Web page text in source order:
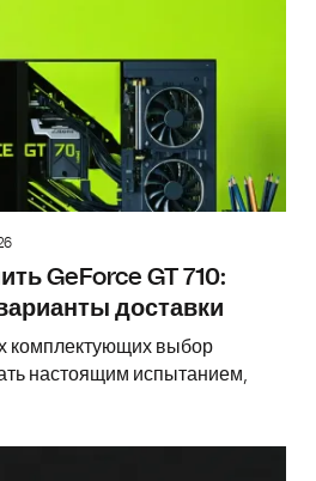
GeForce GT 710:
доставки
комплектующих выбор
настоящим испытанием,